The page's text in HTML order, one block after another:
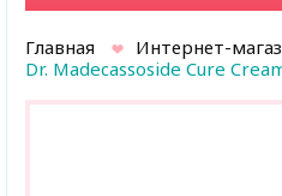
Главная Интернет-
Dr. Madecassoside Cure